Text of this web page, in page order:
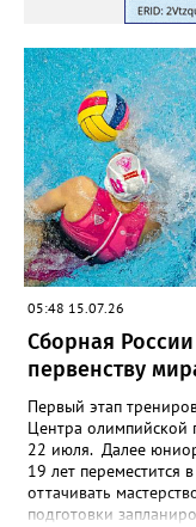
05:48 15.07.26
Сборная
первенству
Первый этап
Центра олимпийской
22 июля. Далее
19 лет переместится
оттачивать
подготовки